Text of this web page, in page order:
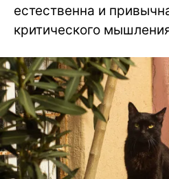
естественна и
критического